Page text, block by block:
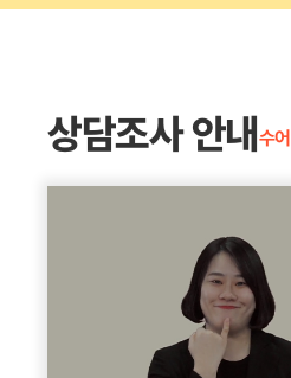
상담조사 안내 수